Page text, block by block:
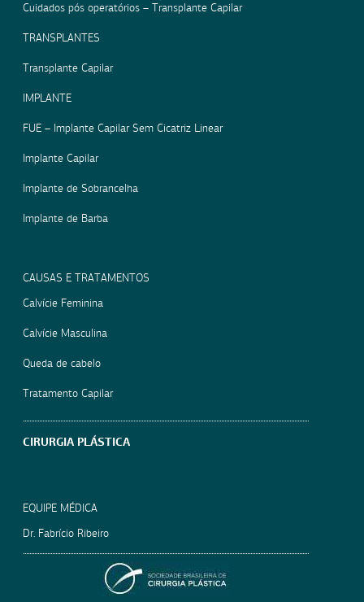
Cuidados pós operatórios – Transplante Capilar
TRANSPLANTES
Transplante Capilar
IMPLANTE
FUE – Implante Capilar Sem Cicatriz Linear
Implante Capilar
Implante de Sobrancelha
Implante de Barba
CAUSAS E TRATAMENTOS
Calvície Feminina
Calvície Masculina
Queda de cabelo
Tratamento Capilar
CIRURGIA PLÁSTICA
EQUIPE MÉDICA
Dr. Fabrício Ribeiro